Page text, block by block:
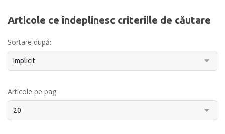
Articole ce îndeplinesc criteriile de căutare
Sortare după:
Articole pe pag: